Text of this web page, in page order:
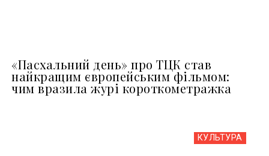
«Пасхальний день» про ТЦК став
найкращим європейським фільмом:
чим вразила журі короткометражка
КУЛЬТУРА